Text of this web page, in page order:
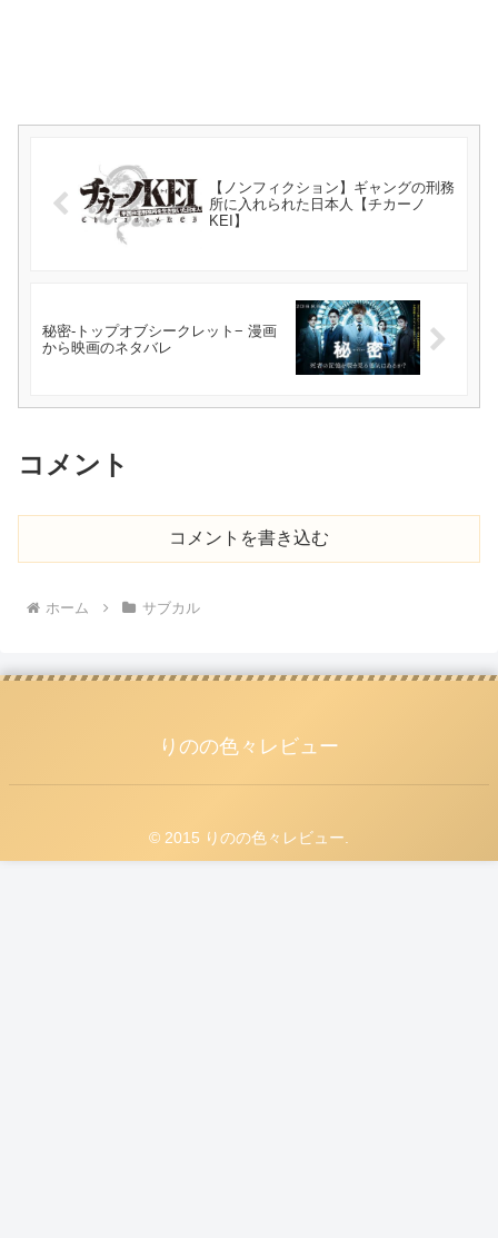
【ノンフィクション】ギャングの刑務
所に入れられた日本人【チカーノ
KEI】
秘密-トップオブシークレット− 漫画
から映画のネタバレ
コメント
コメントを書き込む
ホーム サブカル
りのの色々レビュー
© 2015 りのの色々レビュー.